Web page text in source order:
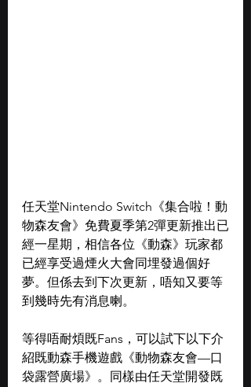
任天堂Nintendo Switch《集合啦！動
物森友會》免費夏季第2彈更新推出已
經一星期，相信各位《動森》玩家都
已經享受過煙火大會同埋發過個好
夢。但係去到下次更新，唔知又要等
到幾時先有消息喇。
等得唔耐煩既Fans，可以試下以下介
紹既動森手機遊戲《動物森友會—口
袋露營廣場》。同樣由任天堂開發既